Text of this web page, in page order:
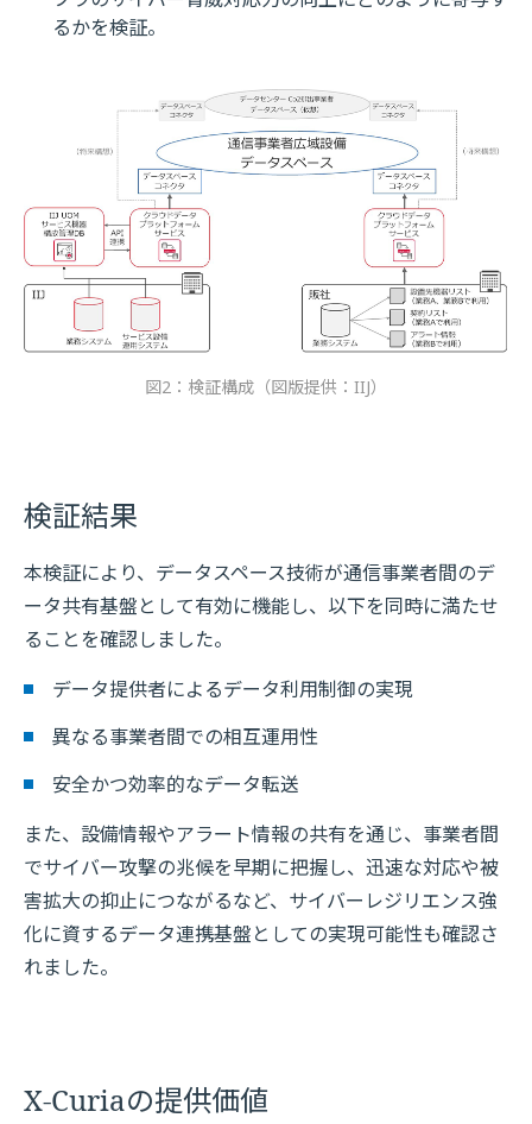
るかを検証。
図2：検証構成（図版提供：IIJ）
検証結果
本検証により、データスペース技術が通信事業者間のデ
ータ共有基盤として有効に機能し、以下を同時に満たせ
ることを確認しました。
データ提供者によるデータ利用制御の実現
異なる事業者間での相互運用性
安全かつ効率的なデータ転送
また、設備情報やアラート情報の共有を通じ、事業者間
でサイバー攻撃の兆候を早期に把握し、迅速な対応や被
害拡大の抑止につながるなど、サイバーレジリエンス強
化に資するデータ連携基盤としての実現可能性も確認さ
れました。
X-Curiaの提供価値